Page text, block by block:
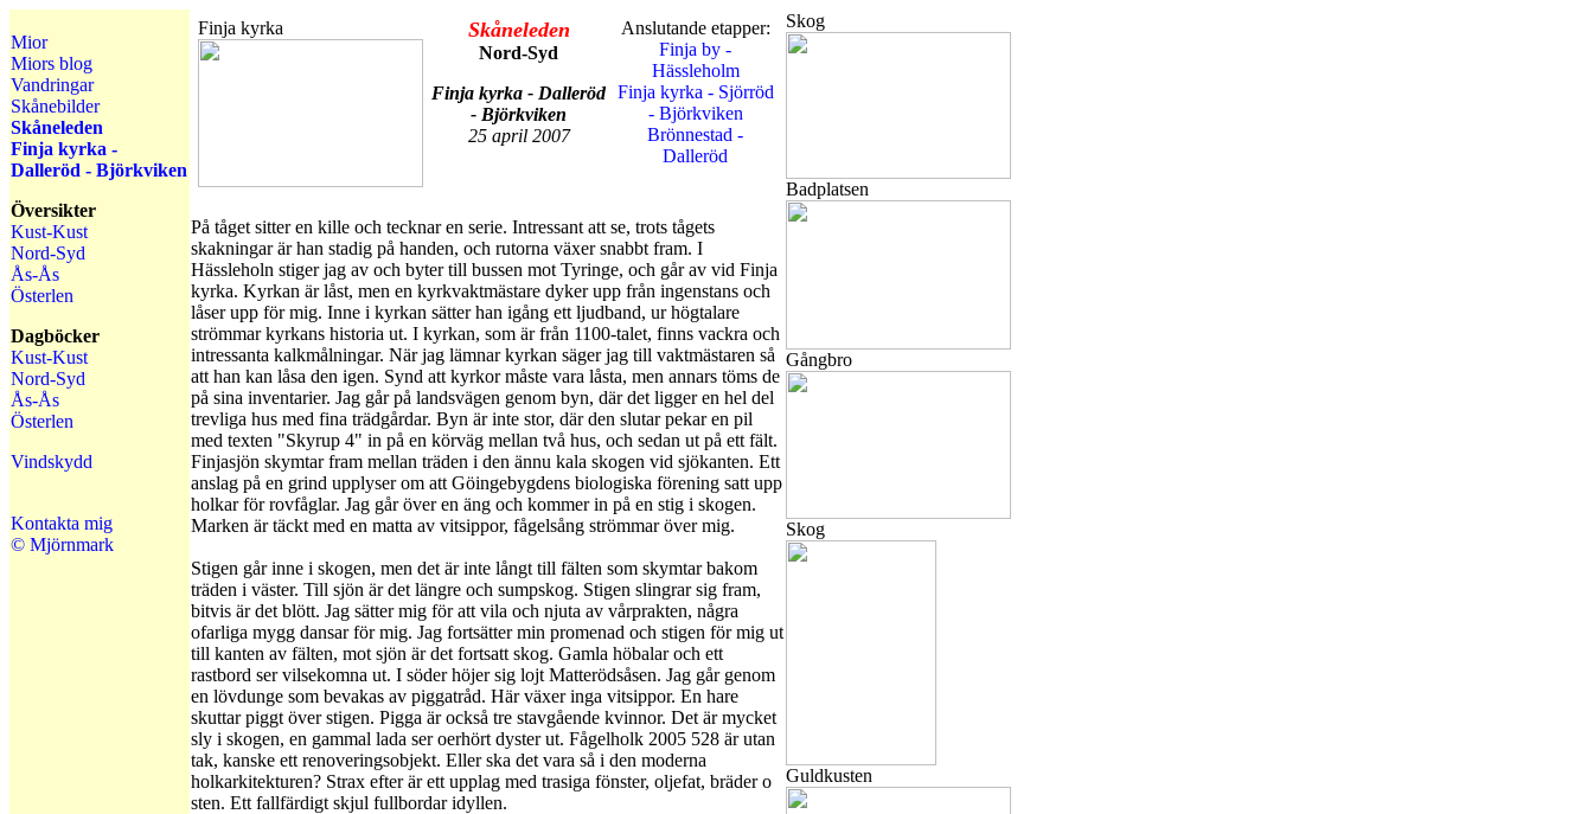
Mior
Miors blog
Vandringar
Skånebilder
Skåneleden
Finja kyrka -
Dalleröd - Björkviken
Översikter
Kust-Kust
Nord-Syd
Ås-Ås
Österlen
Dagböcker
Kust-Kust
Nord-Syd
Ås-Ås
Österlen
Vindskydd
Kontakta mig
© Mjörnmark
Finja kyrka Skåneleden
Nord-Syd
Finja kyrka - Dalleröd
- Björkviken
25 april 2007
Anslutande etapper:
Finja by -
Hässleholm
Finja kyrka - Sjörröd
- Björkviken
Brönnestad -
Dalleröd
På tåget sitter en kille och tecknar en serie. Intressant att se, trots tågets
skakningar är han stadig på handen, och rutorna växer snabbt fram. I
Hässleholn stiger jag av och byter till bussen mot Tyringe, och går av vid Finja
kyrka. Kyrkan är låst, men en kyrkvaktmästare dyker upp från ingenstans och
låser upp för mig. Inne i kyrkan sätter han igång ett ljudband, ur högtalare
strömmar kyrkans historia ut. I kyrkan, som är från 1100-talet, finns vackra och
intressanta kalkmålningar. När jag lämnar kyrkan säger jag till vaktmästaren så
att han kan låsa den igen. Synd att kyrkor måste vara låsta, men annars töms de
på sina inventarier. Jag går på landsvägen genom byn, där det ligger en hel del
trevliga hus med fina trädgårdar. Byn är inte stor, där den slutar pekar en pil
med texten "Skyrup 4" in på en körväg mellan två hus, och sedan ut på ett fält.
Finjasjön skymtar fram mellan träden i den ännu kala skogen vid sjökanten. Ett
anslag på en grind upplyser om att Göingebygdens biologiska förening satt upp
holkar för rovfåglar. Jag går över en äng och kommer in på en stig i skogen.
Marken är täckt med en matta av vitsippor, fågelsång strömmar över mig.
Stigen går inne i skogen, men det är inte långt till fälten som skymtar bakom
träden i väster. Till sjön är det längre och sumpskog. Stigen slingrar sig fram,
bitvis är det blött. Jag sätter mig för att vila och njuta av vårprakten, några
ofarliga mygg dansar för mig. Jag fortsätter min promenad och stigen för mig ut
till kanten av fälten, mot sjön är det fortsatt skog. Gamla höbalar och ett
rastbord ser vilsekomna ut. I söder höjer sig lojt Matterödsåsen. Jag går genom
en lövdunge som bevakas av piggatråd. Här växer inga vitsippor. En hare
skuttar piggt över stigen. Pigga är också tre stavgående kvinnor. Det är mycket
sly i skogen, en gammal lada ser oerhört dyster ut. Fågelholk 2005 528 är utan
tak, kanske ett renoveringsobjekt. Eller ska det vara så i den moderna
holkarkitekturen? Strax efter är ett upplag med trasiga fönster, oljefat, bräder o
sten. Ett fallfärdigt skjul fullbordar idyllen.
Skog
Badplatsen
Gångbro
Skog
Guldkusten